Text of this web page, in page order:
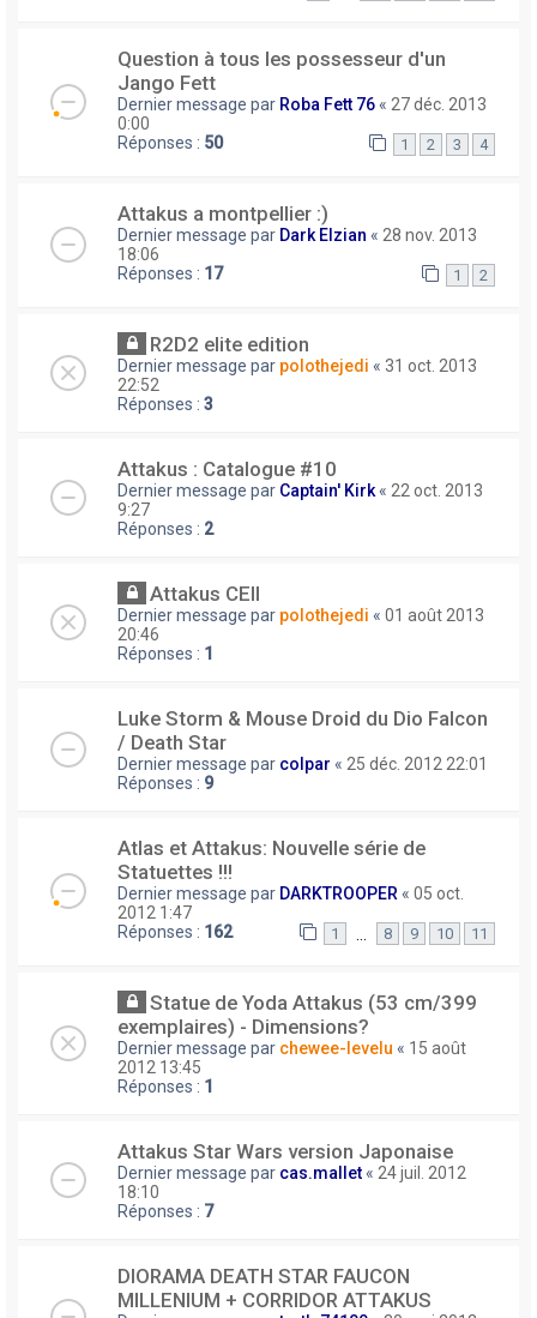
Question à tous les possesseur d'un
Jango Fett
Dernier message par Roba Fett 76 « 27 déc. 2013
0:00
Réponses : 50 1 2 3 4
Attakus a montpellier :)
Dernier message par Dark Elzian « 28 nov. 2013
18:06
Réponses : 17 1 2
R2D2 elite edition
Dernier message par polothejedi « 31 oct. 2013
22:52
Réponses : 3
Attakus : Catalogue #10
Dernier message par Captain' Kirk« 22 oct. 2013
9:27
Réponses : 2
Attakus CEII
Dernier message par polothejedi « 01 août 2013
20:46
Réponses : 1
Luke Storm & Mouse Droid du Dio Falcon
/ Death Star
Dernier message par colpar « 25 déc. 2012 22:01
Réponses : 9
Atlas et Attakus: Nouvelle série de
Statuettes !!!
Dernier message par DARKTROOPER « 05 oct.
2012 1:47
Réponses : 162 1 8 9 10 11
Statue de Yoda Attakus (53 cm/399
exemplaires) - Dimensions?
Dernier message par chewee-levelu « 15 août
2012 13:45
Réponses : 1
Attakus Star Wars version Japonaise
Dernier message par cas.mallet « 24 juil. 2012
18:10
Réponses : 7
DIORAMA DEATH STAR FAUCON
MILLENIUM + CORRIDOR ATTAKUS